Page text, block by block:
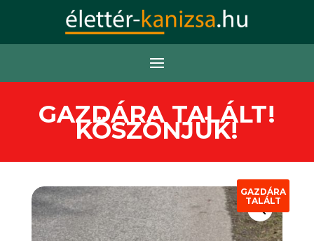
GAZDÁRA TALÁLT!
KÖSZÖNJÜK!
GAZDÁRA
TALÁLT